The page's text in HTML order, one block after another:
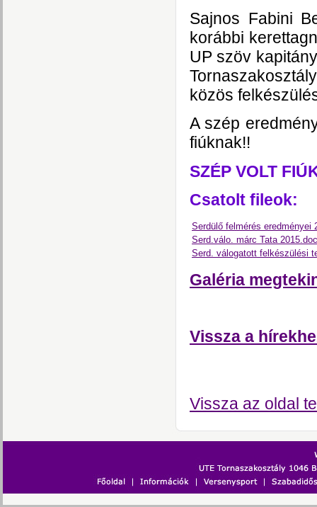
Sajnos Fabini
korábbi
UP szöv
közös
A szép
fiúknak!!
SZÉP VOLT
Csatolt fileok:
Serdülő felmérés eredményei
Serd.válo. márc Tata 2015.doc
Serd. válogatott felkészülési
Galéria
Vissza a
Vissza az oldal